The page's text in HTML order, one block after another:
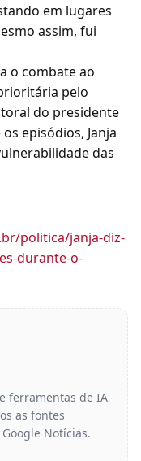
em lugares
assim, fui
o combate ao
pelo
do presidente
episódios, Janja
das
politica/janja-diz-
durante-o-
ferramentas de IA
as fontes
Notícias.